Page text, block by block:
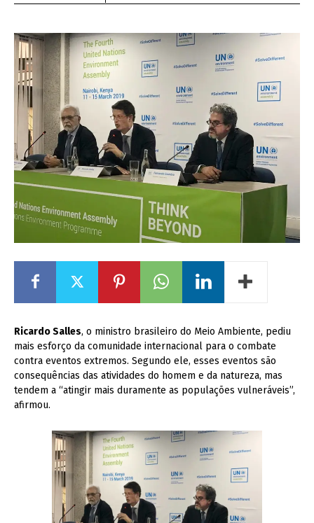
Ricardo Salles, o ministro brasileiro do Meio Ambiente, pediu
mais esforço da comunidade internacional para o combate
contra eventos extremos. Segundo ele, esses eventos são
consequências das atividades do homem e da natureza, mas
tendem a “atingir mais duramente as populações vulneráveis”,
afirmou.